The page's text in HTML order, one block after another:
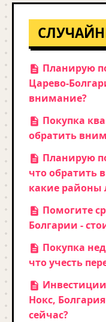
Планирую
Царево-
внимание?
Покупка
обратить
Планирую
что обратить
какие районы
Помогите
Болгарии -
Покупка
что учесть
Нокс,
сейчас?